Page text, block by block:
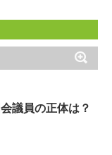
議員の正体は？